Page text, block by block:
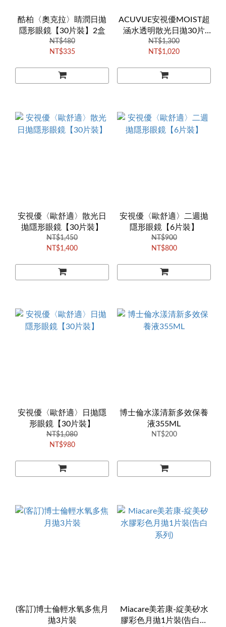
酷柏〈奧克拉〉睛潤日拋
隱形眼鏡【30片裝】2盒
NT$480
NT$335
ACUVUE安視優MOIST超
涵水透明散光日拋30片
裝-8.5mm
NT$1,300
NT$1,020
安視優〈歐舒適〉散光日
拋隱形眼鏡【30片裝】
NT$1,450
NT$1,400
安視優〈歐舒適〉二週拋
隱形眼鏡【6片裝】
NT$900
NT$800
安視優〈歐舒適〉日拋隱
形眼鏡【30片裝】
NT$1,080
NT$980
博士倫水漾清新多效保養
液355ML
NT$200
(客訂)博士倫輕水氧多焦月
拋3片裝
Miacare美若康-綻美矽水
膠彩色月拋1片裝(告白系